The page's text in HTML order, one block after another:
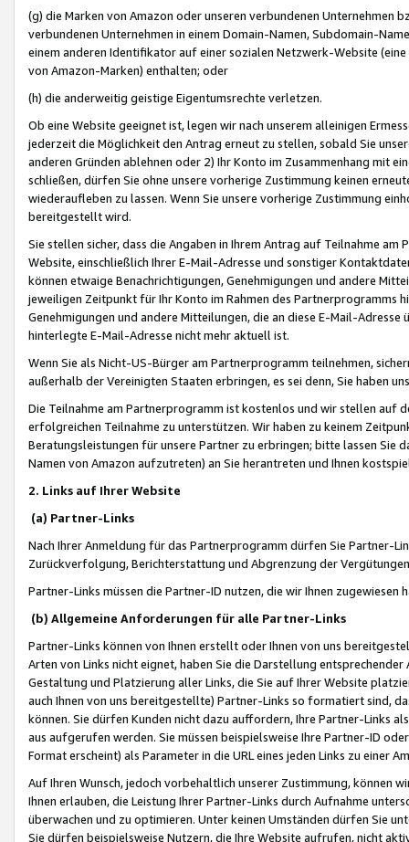
(g) die Marken von Amazon oder unseren verbundenen Unternehmen
verbundenen Unternehmen in einem Domain-Namen, Subdomain-
einem anderen Identifikator auf einer sozialen Netzwerk-Website
von Amazon-Marken) enthalten; oder
(h) die anderweitig geistige Eigentumsrechte verletzen.
Ob eine Website geeignet ist, legen wir nach unserem alleinigen
jederzeit die Möglichkeit den Antrag erneut zu stellen, sobald Sie
anderen Gründen ablehnen oder 2) Ihr Konto im Zusammenhang mit
schließen, dürfen Sie ohne unsere vorherige Zustimmung keinen
wiederaufleben zu lassen. Wenn Sie unsere vorherige Zustimmung
bereitgestellt wird.
Sie stellen sicher, dass die Angaben in Ihrem Antrag auf Teilnahme
Website, einschließlich Ihrer E-Mail-Adresse und sonstiger
können etwaige Benachrichtigungen, Genehmigungen und andere
jeweiligen Zeitpunkt für Ihr Konto im Rahmen des Partnerprogramms
Genehmigungen und andere Mitteilungen, die an diese E-Mail-
hinterlegte E-Mail-Adresse nicht mehr aktuell ist.
Wenn Sie als Nicht-US-Bürger am Partnerprogramm teilnehmen,
außerhalb der Vereinigten Staaten erbringen, es sei denn, Sie haben
Die Teilnahme am Partnerprogramm ist kostenlos und wir stellen auf
erfolgreichen Teilnahme zu unterstützen. Wir haben zu keinem
Beratungsleistungen für unsere Partner zu erbringen; bitte lassen Sie
Namen von Amazon aufzutreten) an Sie herantreten und Ihnen
2. Links auf Ihrer Website
(a) Partner-Links
Nach Ihrer Anmeldung für das Partnerprogramm dürfen Sie Partner-
Zurückverfolgung, Berichterstattung und Abgrenzung der
Partner-Links müssen die Partner-ID nutzen, die wir Ihnen zugewiesen
(b) Allgemeine Anforderungen für alle Partner-Links
Partner-Links können von Ihnen erstellt oder Ihnen von uns
Arten von Links nicht eignet, haben Sie die Darstellung
Gestaltung und Platzierung aller Links, die Sie auf Ihrer Website
auch Ihnen von uns bereitgestellte) Partner-Links so formatiert sind,
können. Sie dürfen Kunden nicht dazu auffordern, Ihre Partner-Links
aus aufgerufen werden. Sie müssen beispielsweise Ihre Partner-ID
Format erscheint) als Parameter in die URL eines jeden Links zu einer
Auf Ihren Wunsch, jedoch vorbehaltlich unserer Zustimmung, können
Ihnen erlauben, die Leistung Ihrer Partner-Links durch Aufnahme
überwachen und zu optimieren. Unter keinen Umständen dürfen Sie
Sie dürfen beispielsweise Nutzern, die Ihre Website aufrufen, nicht